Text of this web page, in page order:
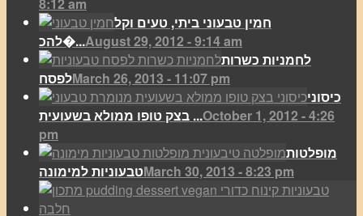
חמין טבעוני ביתי, טעים וקל
להכ�...August 29, 2012 - 9:14 am
לחמניות כשרות
לפסחMarch 26, 2013 - 11:07 pm
כיסוני
בצק טופו ממולא בשעועית ...October 1, 2012 - 4:26
pm
מופלטות
טבעוניות למימונהMarch 30, 2013 - 8:23 pm